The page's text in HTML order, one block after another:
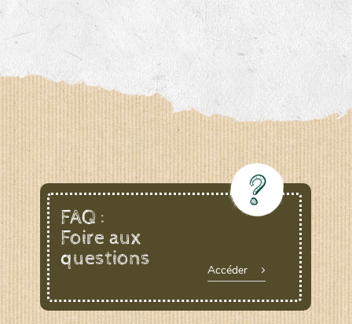
FAQ :
Foire aux
questions
Accéder